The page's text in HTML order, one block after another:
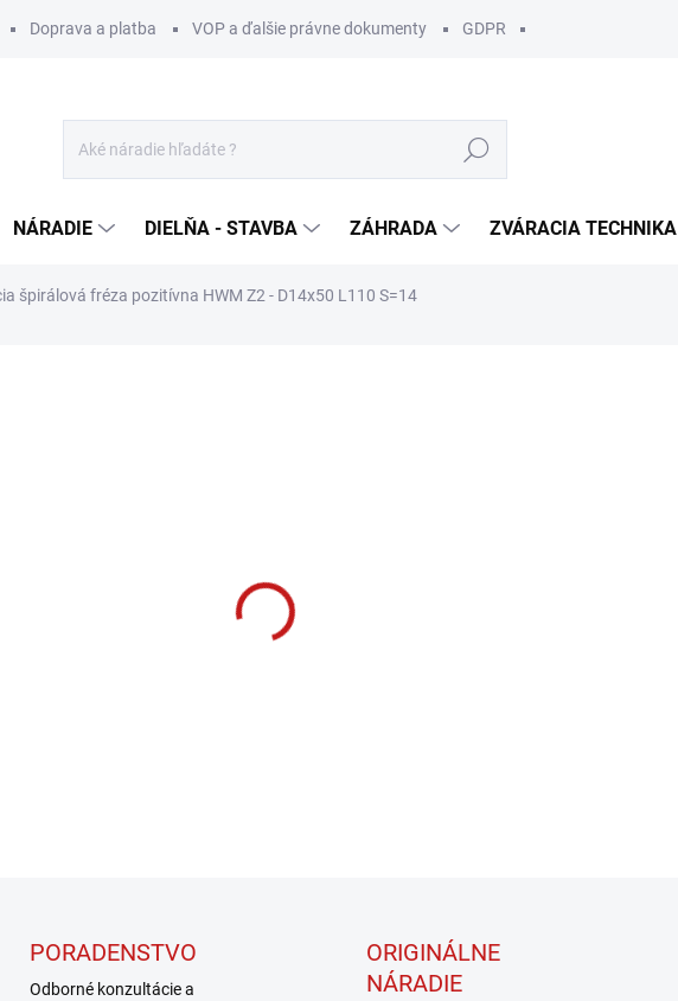
Doprava a platba VOP a ďalšie právne dokumenty GDPR
Hľadať
NÁRADIE DIELŇA - STAVBA ZÁHRADA ZVÁRACIA TECHNIKA
špirálová fréza pozitívna HWM Z2 - D14x50 L110 S=14
PORADENSTVO
Odborné konzultácie a
ORIGINÁLNE
NÁRADIE